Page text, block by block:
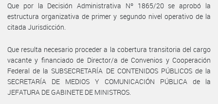
Que por la Decisión Administrativa Nº 1865/20 se aprobó la
estructura organizativa de primer y segundo nivel operativo de la
citada Jurisdicción.
Que resulta necesario proceder a la cobertura transitoria del cargo
vacante y financiado de Director/a de Convenios y Cooperación
Federal de la SUBSECRETARÍA DE CONTENIDOS PÚBLICOS de la
SECRETARÍA DE MEDIOS Y COMUNICACIÓN PÚBLICA de la
JEFATURA DE GABINETE DE MINISTROS.